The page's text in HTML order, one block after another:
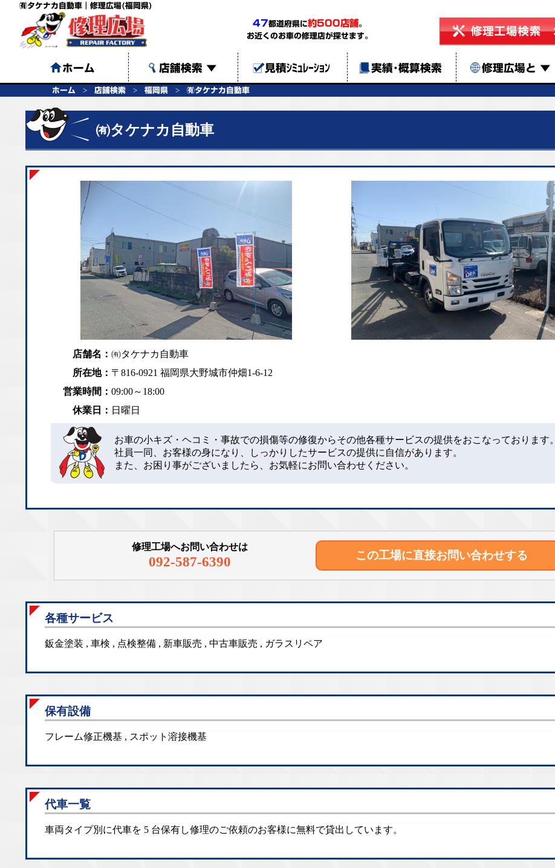
㈲タケナカ自動車｜修理広場(福岡県)
47都道府県に約500店舗。
お近くのお車の修理店が探せます。
ホーム 店舗検索 ▼ 見積ｼﾐｭﾚｰｼｮﾝ 実績･概算検索 修理広場と ▼
ホーム 店舗検索 福岡県 ㈲タケナカ自動車
㈲タケナカ自動車
店舗名： ㈲タケナカ自動車
所在地： 〒816-0921 福岡県大野城市仲畑1-6-12
営業時間： 09:00～18:00
休業日： 日曜日
お車の小キズ・ヘコミ・事故での損傷等の修復からその他各種サービスの提供をおこなっております。
社員一同、お客様の身になり、しっかりしたサービスの提供に自信があります。
また、お困り事がございましたら、お気軽にお問い合わせください。
修理工場へお問い合わせは
092-587-6390 この工場に直接お問い合わせする
各種サービス
鈑金塗装 , 車検 , 点検整備 , 新車販売 , 中古車販売 , ガラスリペア
保有設備
フレーム修正機基 , スポット溶接機基
代車一覧
車両タイプ別に代車を 5 台保有し修理のご依頼のお客様に無料で貸出しています。